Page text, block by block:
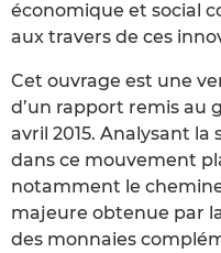
économique et social
aux travers de ces
Cet ouvrage est une
d’un rapport remis au
avril 2015. Analysant
dans ce mouvement
notamment le
majeure obtenue par
des monnaies